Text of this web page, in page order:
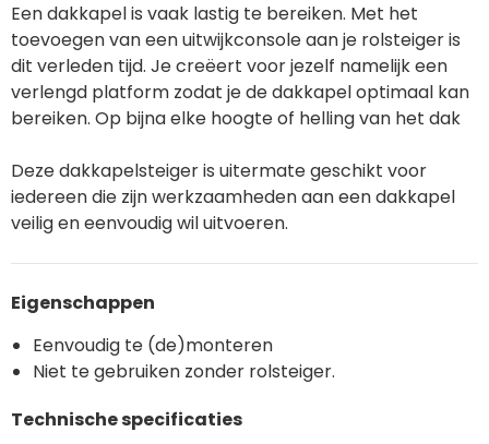
Een dakkapel is vaak lastig te bereiken. Met het
toevoegen van een uitwijkconsole aan je rolsteiger is
dit verleden tijd. Je creëert voor jezelf namelijk een
verlengd platform zodat je de dakkapel optimaal kan
bereiken. Op bijna elke hoogte of helling van het dak
Deze dakkapelsteiger is uitermate geschikt voor
iedereen die zijn werkzaamheden aan een dakkapel
veilig en eenvoudig wil uitvoeren.
Eigenschappen
Eenvoudig te (de)monteren
Niet te gebruiken zonder rolsteiger.
Technische specificaties